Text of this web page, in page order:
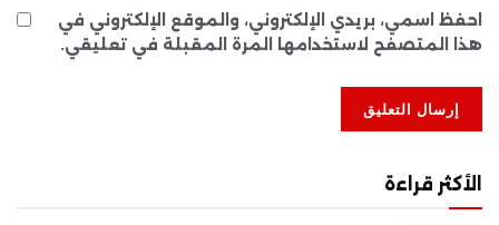
احفظ اسمي، بريدي الإلكتروني، والموقع الإلكتروني في
هذا المتصفح لاستخدامها المرة المقبلة في تعليقي.
الأكثر قراءة